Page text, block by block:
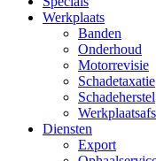
Werkplaats
Banden
Onderhoud
Motorrevisie
Schadetaxatie
Schadeherstel
Diensten
Export